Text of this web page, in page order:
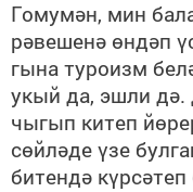
Гомумән, мин
рәвешенә өндәп
гына туроизм
укый да, эшли дә.
чыгып китеп
сөйләде үзе
битендә